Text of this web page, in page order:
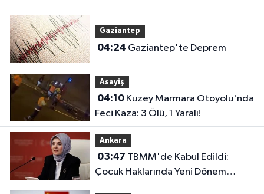
Gaziantep
04:24 Gaziantep'te Deprem
Asayiş
04:10Kuzey Marmara Otoyolu'nda
Feci Kaza: 3 Ölü, 1 Yaralı!
Ankara
03:47
Çocuk Haklarında Yeni Dönem
Başlıyor!